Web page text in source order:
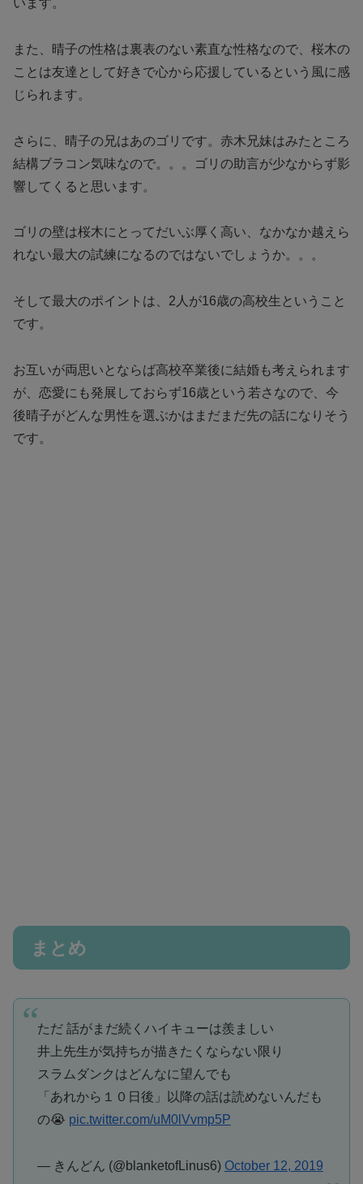
います。
また、晴子の性格は裏表のない素直な性格なので、桜木の
ことは友達として好きで心から応援しているという風に感
じられます。
さらに、晴子の兄はあのゴリです。赤木兄妹はみたところ
結構ブラコン気味なので。。。ゴリの助言が少なからず影
響してくると思います。
ゴリの壁は桜木にとってだいぶ厚く高い、なかなか越えら
れない最大の試練になるのではないでしょうか。。。
そして最大のポイントは、2人が16歳の高校生ということ
です。
お互いが両思いとならば高校卒業後に結婚も考えられます
が、恋愛にも発展しておらず16歳という若さなので、今
後晴子がどんな男性を選ぶかはまだまだ先の話になりそう
です。
まとめ
ただ 話がまだ続くハイキューは羨ましい
井上先生が気持ちが描きたくならない限り
スラムダンクはどんなに望んでも
「あれから１０日後」以降の話は読めないんだも
の😭 pic.twitter.com/uM0lVvmp5P
— きんどん (@blanketofLinus6) October 12, 2019